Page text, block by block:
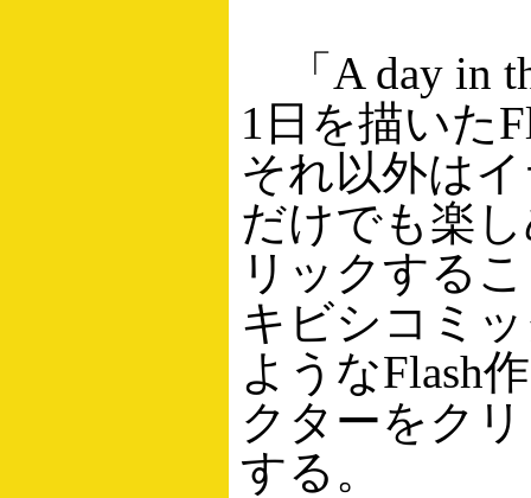
「A day in
1日を描いた
それ以外は
だけでも楽
リックする
キビシコミ
ようなFlash
クターをク
する。